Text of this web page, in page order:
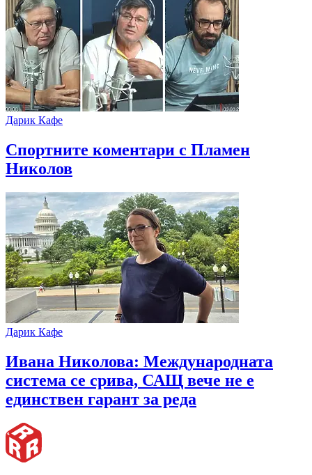
Дарик Кафе
Спортните коментари с Пламен
Николов
Дарик Кафе
Ивана Николова: Международната
система се срива, САЩ вече не е
единствен гарант за реда